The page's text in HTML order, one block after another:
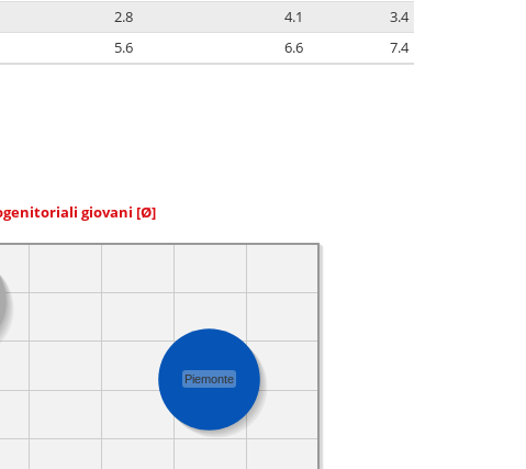
2.8 4.1
3.4
5.6 6.6 7.4
giovani [Ø]
Piemonte